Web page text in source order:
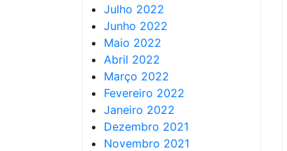
Julho 2022
Junho 2022
Maio 2022
Abril 2022
Março 2022
Fevereiro 2022
Janeiro 2022
Dezembro 2021
Novembro 2021